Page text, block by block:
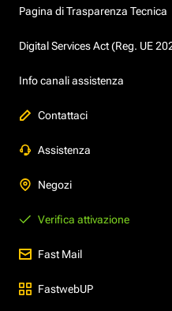
Pagina di Trasparenza Tecnica
Digital Services Act (Reg. UE
Info canali assistenza
Contattaci
Assistenza
Negozi
Verifica attivazione
Fast Mail
FastwebUP